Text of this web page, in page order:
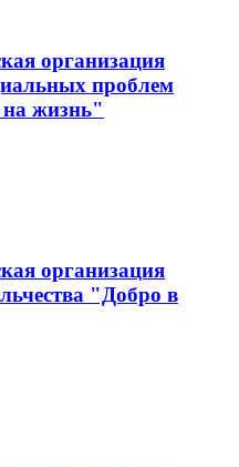
организация
проблем
на жизнь"
организация
"Добро в